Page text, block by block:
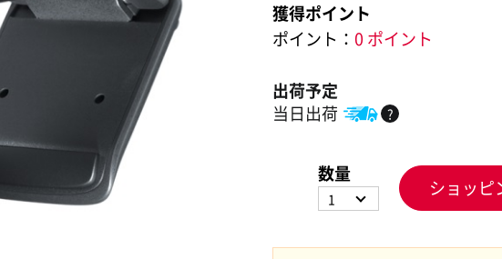
獲得ポイント
ポイント： 0 ポイント
出荷予定
当日出荷
?
数量
1 ショッピ